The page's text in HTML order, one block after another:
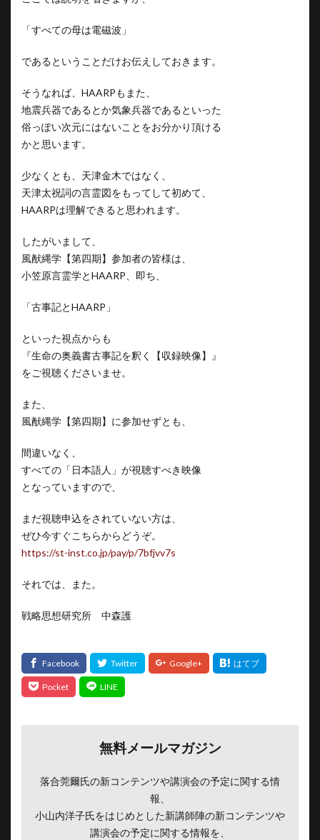
「すべての母は電磁波」
であるということだけお伝えしておきます。
そうなれば、HAARPもまた、
地震兵器であるとか気象兵器であるといった
俗っぽい次元にはないことをお分かり頂ける
かと思います。
少なくとも、天津金木ではなく、
天津太祝詞の言霊図をもってして初めて、
HAARPは理解できると思われます。
したがいまして、
風猷縄学【第四期】参加者の皆様は、
小笠原言霊学とHAARP、即ち、
「古事記とHAARP」
といった視点からも
『生命の奥義書古事記を釈く【収録映像】』
をご視聴くださいませ。
また、
風猷縄学【第四期】に参加せずとも、
間違いなく、
すべての「日本語人」が視聴すべき映像
となっていますので、
まだ視聴申込をされていない方は、
ぜひ今すぐこちらからどうぞ。
https://st-inst.co.jp/pay/p/7bfjvv7s
それでは、また。
戦略思想研究所 中森護
無料メールマガジン
落合莞爾氏の新コンテンツや講演会の予定に関する情
報、
小山内洋子氏をはじめとした新講師陣の新コンテンツや
講演会の予定に関する情報を、